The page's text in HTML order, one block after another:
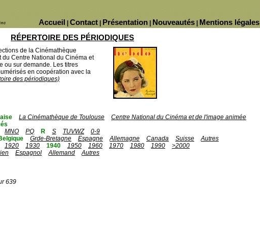
Mentions légales
Nouveautés
Présentation
Contact
Accueil
RÉPERTOIRE DES PÉRIODIQUES
de la Cinémathèque
Centre National du Cinéma et
ou sur demande. Les titres
en coopération avec la
des périodiques)
La Cinémathèque de Toulouse
Centre National du Cinéma et de l'image animée
MNO PQ R S TUVWZ
0-9
Grde-Bretagne Espagne Allemagne Canada Suisse
Autres
1920 1930 1940 1950 1960 1970 1980 1990
>2000
Espagnol Allemand
Autres
639